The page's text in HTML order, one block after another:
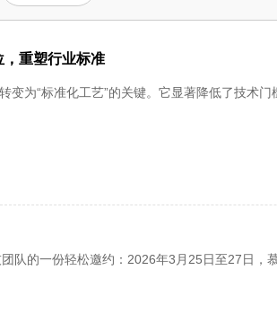
，重塑行业标准
变为“标准化工艺”的关键。它显著降低了技术
队的一份轻松邀约：2026年3月25日至27日，